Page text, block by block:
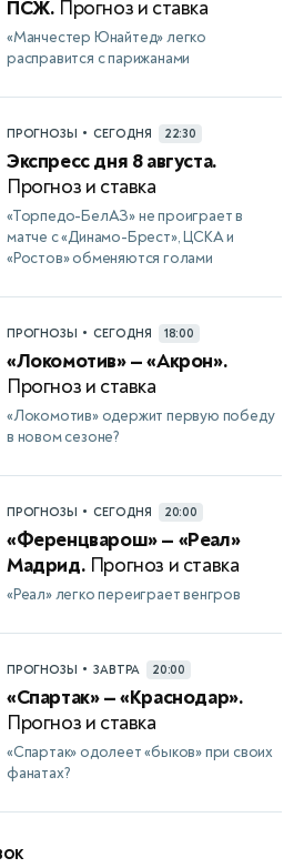
ПСЖ. Прогноз и ставка
«Манчестер Юнайтед» легко
расправится с парижанами
ПРОГНОЗЫ • СЕГОДНЯ 22:30
Экспресс дня 8 августа.
Прогноз и ставка
«Торпедо-БелАЗ» не проиграет в
матче с «Динамо-Брест», ЦСКА и
«Ростов» обменяются голами
ПРОГНОЗЫ • СЕГОДНЯ 18:00
«Локомотив» — «Акрон».
Прогноз и ставка
«Локомотив» одержит первую победу
в новом сезоне?
ПРОГНОЗЫ • СЕГОДНЯ 20:00
«Ференцварош» — «Реал»
Мадрид. Прогноз и ставка
«Реал» легко переиграет венгров
ПРОГНОЗЫ • ЗАВТРА 20:00
«Спартак» — «Краснодар».
Прогноз и ставка
«Спартак» одолеет «быков» при своих
фанатах?